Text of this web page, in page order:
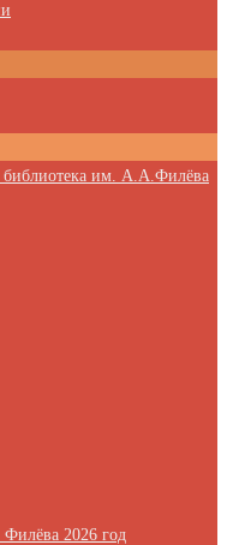
библиотека им. А.А.Филёва
2026 год